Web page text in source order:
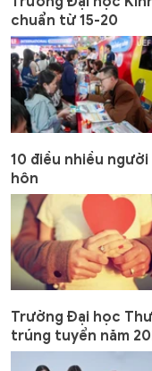
chuẩn từ 15-20
10 điều nhiều
hôn
Trường Đại học
trúng tuyển năm